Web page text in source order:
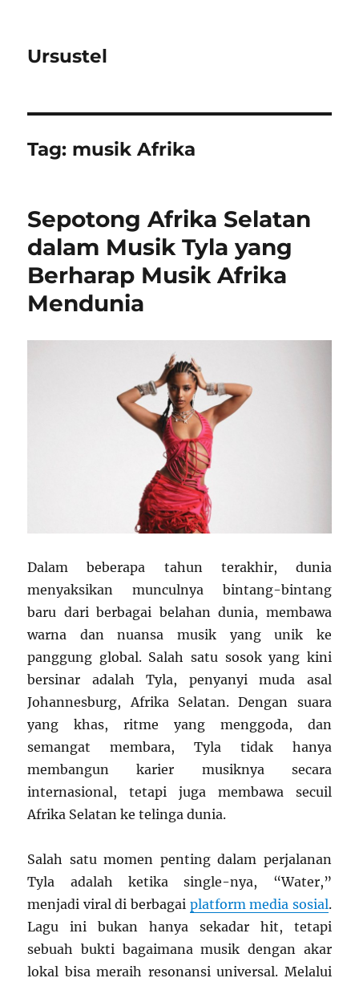
Ursustel
Tag: musik Afrika
Sepotong Afrika Selatan
dalam Musik Tyla yang
Berharap Musik Afrika
Mendunia
Dalam beberapa tahun terakhir, dunia
menyaksikan munculnya bintang-bintang
baru dari berbagai belahan dunia, membawa
warna dan nuansa musik yang unik ke
panggung global. Salah satu sosok yang kini
bersinar adalah Tyla, penyanyi muda asal
Johannesburg, Afrika Selatan. Dengan suara
yang khas, ritme yang menggoda, dan
semangat membara, Tyla tidak hanya
membangun karier musiknya secara
internasional, tetapi juga membawa secuil
Afrika Selatan ke telinga dunia.
Salah satu momen penting dalam perjalanan
Tyla adalah ketika single-nya, “Water,”
menjadi viral di berbagai platform media sosial.
Lagu ini bukan hanya sekadar hit, tetapi
sebuah bukti bagaimana musik dengan akar
lokal bisa meraih resonansi universal. Melalui